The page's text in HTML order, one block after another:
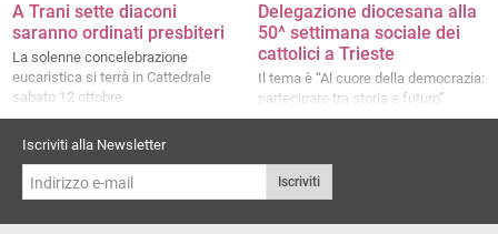
A Trani sette diaconi
saranno ordinati presbiteri
La solenne concelebrazione
eucaristica si terrà in Cattedrale
sabato 12 ottobre
Delegazione diocesana alla
50^ settimana sociale dei
cattolici a Trieste
Il tema è “Al cuore della democrazia:
partecipare tra storia e futuro”
Iscriviti alla Newsletter
Iscriviti